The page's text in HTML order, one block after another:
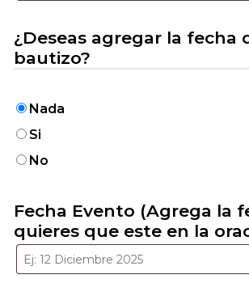
¿Deseas agregar la fecha
bautizo?
Nada
Si
No
Fecha Evento (Agrega la
quieres que este en la